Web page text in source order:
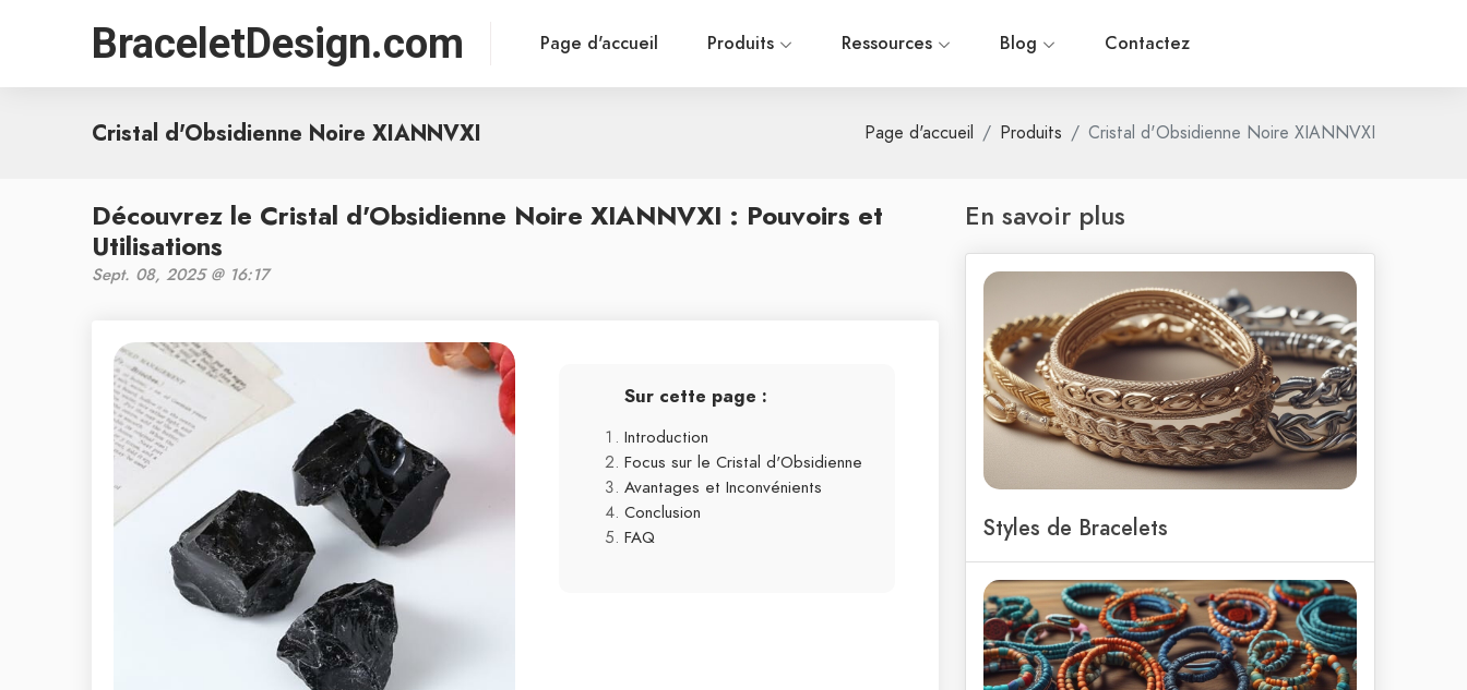
BraceletDesign.com Page d'accueil Produits Ressources Blog Contactez
Cristal d'Obsidienne Noire XIANNVXI Page d'accueil Produits Cristal d'Obsidienne Noire XIANNVXI
Découvrez le Cristal d'Obsidienne Noire XIANNVXI : Pouvoirs et
Utilisations
Sept. 08, 2025 @ 16:17
Sur cette page :
Introduction
Focus sur le Cristal d'Obsidienne
Avantages et Inconvénients
Conclusion
FAQ
En savoir plus
Styles de Bracelets